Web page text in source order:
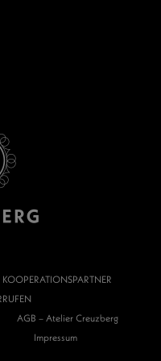
KOOPERATIONSPARTNER
AGB – Atelier Creuzberg
Impressum